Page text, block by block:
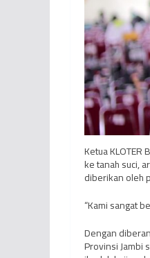
Ketua
ke tanah suci,
diberikan oleh
“Kami sangat
Dengan
Provinsi Jambi